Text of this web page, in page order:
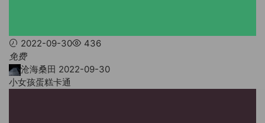
2022-09-30
436
免费
沧海桑田 2022-09-30
小女孩蛋糕卡通